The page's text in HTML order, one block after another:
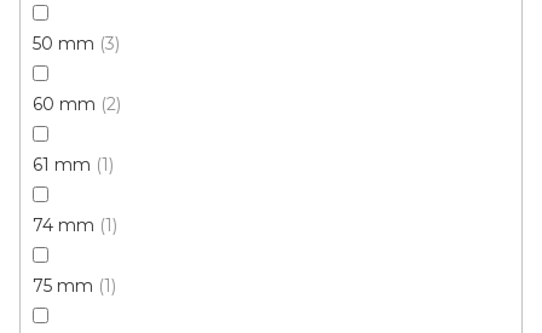
50 mm 3
60 mm 2
61 mm 1
74 mm 1
75 mm 1